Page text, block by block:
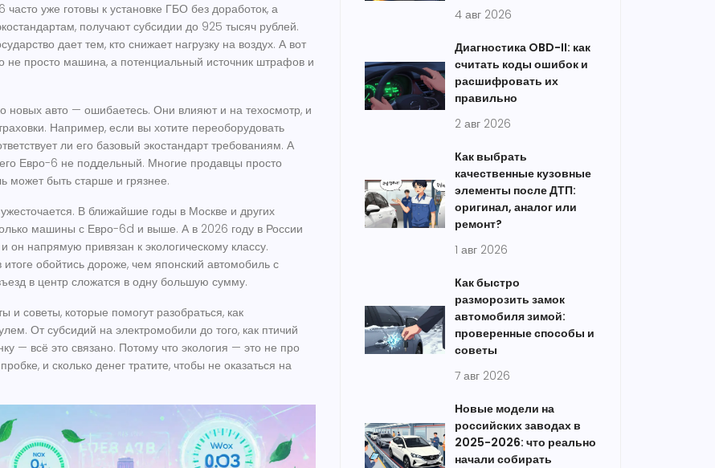
уже готовы к установке ГБО без доработок, а
получают субсидии до 925 тысяч рублей.
дает тем, кто снижает нагрузку на воздух. А вот
не просто машина, а потенциальный источник штрафов и
новых авто — ошибаетесь. Они влияют и на техосмотр, и
Например, если вы хотите переоборудовать
ли его базовый экостандарт требованиям. А
Евро-6 не поддельный. Многие продавцы просто
может быть старше и грязнее.
В ближайшие годы в Москве и других
машины с Евро-6d и выше. А в 2026 году в России
он напрямую привязан к экологическому классу.
обойтись дороже, чем японский автомобиль с
в центр сложатся в одну большую сумму.
советы, которые помогут разобраться, как
От субсидий на электромобили до того, как птичий
— всё это связано. Потому что экология — это не про
и сколько денег тратите, чтобы не оказаться на
4 авг 2026
Диагностика OBD-II: как
считать коды ошибок и
расшифровать их
правильно
2 авг 2026
Как выбрать
качественные кузовные
элементы после ДТП:
оригинал, аналог или
ремонт?
1 авг 2026
Как быстро
разморозить замок
автомобиля зимой:
проверенные способы и
советы
7 авг 2026
Новые модели на
российских заводах в
2025-2026: что реально
начали собирать